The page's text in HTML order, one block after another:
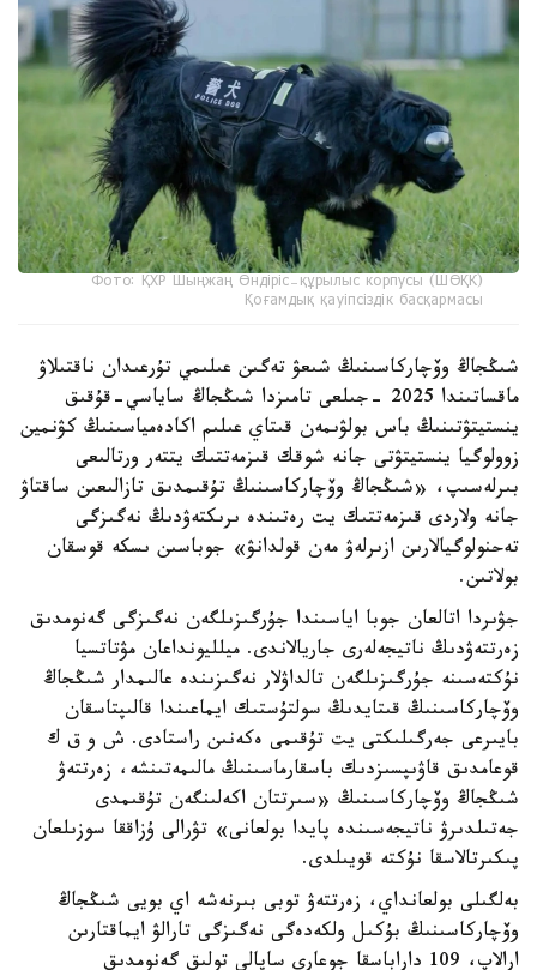
Фото: ҚХР Шыңжаң Өндіріс-құрылыс корпусы (ШӨҚК)
Қоғамдық қауіпсіздік басқармасы
شىڭجاڭ وۆچاركاسىنىڭ شىعۋ تەگىن عىلىمي تۇرعىدان ناقتىلاۋ
ماقساتىندا 2025 -جىلعى تامىزدا شىڭجاڭ ساياسي-قۇقىق
ينستيتۋتىنىڭ باس بولۋىمەن قىتاي عىلىم اكادەمياسىنىڭ كۋنمين
زوولوگيا ينستيتۋتى جانە شوقك قىزمەتتىك يتتەر ورتالىعى
بىرلەسىپ، «شىڭجاڭ وۆچاركاسىنىڭ تۇقىمدىق تازالىعىن ساقتاۋ
جانە ولاردى قىزمەتتىك يت رەتىندە ىرىكتەۋدىڭ نەگىزگى
تەحنولوگيالارىن ازىرلەۋ مەن قولدانۋ» جوباسىن ىسكە قوسقان
بولاتىن.
جۋىردا اتالعان جوبا اياسىندا جۇرگىزىلگەن نەگىزگى گەنومدىق
زەرتتەۋدىڭ ناتيجەلەرى جاريالاندى. ميلليونداعان مۋتاتسيا
نۇكتەسىنە جۇرگىزىلگەن تالداۋلار نەگىزىندە عالىمدار شىڭجاڭ
وۆچاركاسىنىڭ قىتايدىڭ سولتۇستىك ايماعىندا قالىپتاسقان
بايىرعى جەرگىلىكتى يت تۇقىمى ەكەنىن راستادى. ش و ق ك
قوعامدىق قاۋىپسىزدىك باسقارماسىنىڭ مالىمەتىنشە، زەرتتەۋ
شىڭجاڭ وۆچاركاسىنىڭ «سىرتتان اكەلىنگەن تۇقىمدى
جەتىلدىرۋ ناتيجەسىندە پايدا بولعانى» تۋرالى ۇزاققا سوزىلعان
پىكىرتالاسقا نۇكتە قويىلدى.
بەلگىلى بولعانداي، زەرتتەۋ توبى بىرنەشە اي بويى شىڭجاڭ
وۆچاركاسىنىڭ بۇكىل ولكەدەگى نەگىزگى تارالۋ ايماقتارىن
ارالاپ، 109 داراباسقا جوعارى ساپالى تولىق گەنومدىق